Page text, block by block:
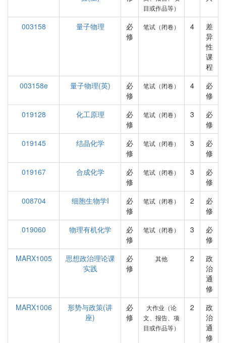
目或作品等）
003158 量子物理
必
修
笔试（闭卷） 4
差
异
性
课
程
003158e
量子物理(英)
必
修
笔试（闭卷） 4
必
修
019128
化工原理
必
修
笔试（闭卷） 3
必
修
019145
结晶化学
必
修
笔试（闭卷） 3
必
修
019167
合成化学
必
修
笔试（闭卷） 3
必
修
008704
细胞生物学I
必
修
笔试（闭卷） 2
必
修
019060
物理有机化学
必
修
笔试（闭卷） 3
必
修
MARX1005
思想政治理论课
实践
必
修
其他 2
政
治
通
修
MARX1006
形势与政策(讲
座)
必
修
大作业（论
文、报告、项
目或作品等）
2
政
治
通
修